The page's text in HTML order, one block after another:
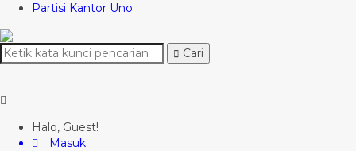
Partisi Kantor Uno
Cari
Halo, Guest!
Masuk